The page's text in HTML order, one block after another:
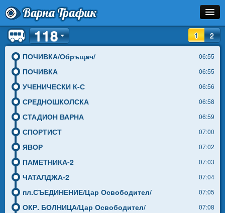
Варна Трафик
Спирка
Линия
Разписание
Инфо
1 2
118
ПОЧИВКА/Обръщач/ 06:55
ПОЧИВКА 06:55
УЧЕНИЧЕСКИ К-С 06:56
СРЕДНОШКОЛСКА 06:58
СТАДИОН ВАРНА 06:59
СПОРТИСТ 07:00
ЯВОР 07:02
ПАМЕТНИКА-2 07:03
ЧАТАЛДЖА-2 07:04
пл.СЪЕДИНЕНИЕ/Цар Освободител/ 07:05
ОКР. БОЛНИЦА/Цар Освободител/ 07:08